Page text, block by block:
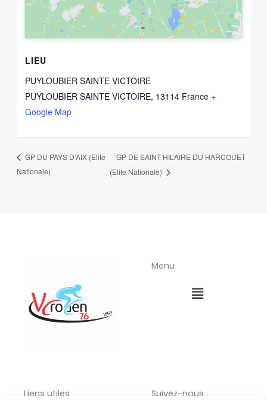
LIEU
PUYLOUBIER SAINTE VICTOIRE
PUYLOUBIER SAINTE VICTOIRE, 13114 France +
Google Map
GP DU PAYS D’AIX (Elite
Nationale)
GP DE SAINT HILAIRE DU HARCOUET
(Elite Nationale)
Menu
Menu
Liens utiles Suivez-nous :